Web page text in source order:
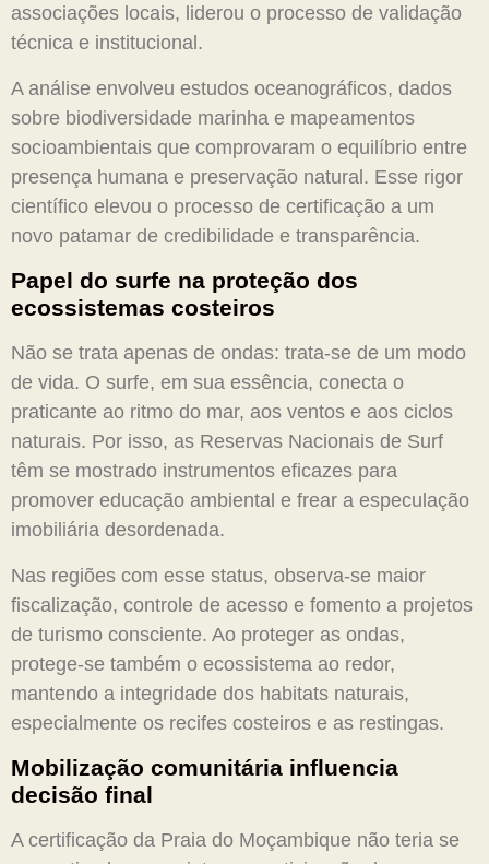
associações locais, liderou o processo de validação
técnica e institucional.
A análise envolveu estudos oceanográficos, dados
sobre biodiversidade marinha e mapeamentos
socioambientais que comprovaram o equilíbrio entre
presença humana e preservação natural. Esse rigor
científico elevou o processo de certificação a um
novo patamar de credibilidade e transparência.
Papel do surfe na proteção dos
ecossistemas costeiros
Não se trata apenas de ondas: trata-se de um modo
de vida. O surfe, em sua essência, conecta o
praticante ao ritmo do mar, aos ventos e aos ciclos
naturais. Por isso, as Reservas Nacionais de Surf
têm se mostrado instrumentos eficazes para
promover educação ambiental e frear a especulação
imobiliária desordenada.
Nas regiões com esse status, observa-se maior
fiscalização, controle de acesso e fomento a projetos
de turismo consciente. Ao proteger as ondas,
protege-se também o ecossistema ao redor,
mantendo a integridade dos habitats naturais,
especialmente os recifes costeiros e as restingas.
Mobilização comunitária influencia
decisão final
A certificação da Praia do Moçambique não teria se